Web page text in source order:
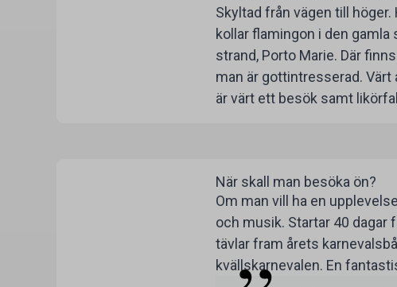
Skyltad från vägen till
kollar flamingon i den
strand, Porto Marie. Där
man är gottintresserad. Värt
är värt ett besök samt
När skall man besöka ön?
Om man vill ha en
och musik. Startar 40 dagar
tävlar fram årets
kvällskarnevalen. En